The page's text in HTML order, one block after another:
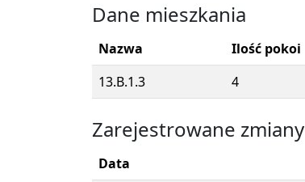
Dane mieszkania
Nazwa Ilość pokoi
13.B.1.3
4
Zarejestrowane zmiany
Data